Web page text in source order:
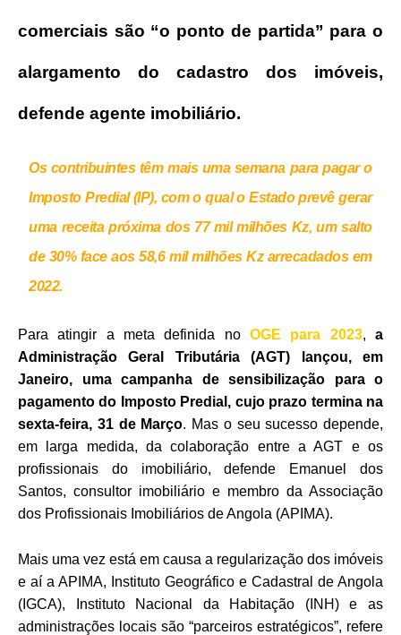
comerciais são “o ponto de partida” para o
alargamento do cadastro dos imóveis,
defende agente imobiliário.
Os contribuintes têm mais uma semana para pagar o
Imposto Predial (IP), com o qual o Estado prevê gerar
uma receita próxima dos 77 mil milhões Kz, um salto
de 30% face aos 58,6 mil milhões Kz arrecadados em
2022.
Para atingir a meta definida noOGE para 2023, a
Administração Geral Tributária (AGT) lançou, em
Janeiro, uma campanha de sensibilização para o
pagamento do Imposto Predial, cujo prazo termina na
sexta-feira, 31 de Março. Mas o seu sucesso depende,
em larga medida, da colaboração entre a AGT e os
profissionais do imobiliário, defende Emanuel dos
Santos, consultor imobiliário e membro da Associação
dos Profissionais Imobiliários de Angola (APIMA).
Mais uma vez está em causa a regularização dos imóveis
e aí a APIMA, Instituto Geográfico e Cadastral de Angola
(IGCA), Instituto Nacional da Habitação (INH) e as
administrações locais são “parceiros estratégicos”, refere